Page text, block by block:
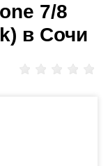
7/8
в Сочи